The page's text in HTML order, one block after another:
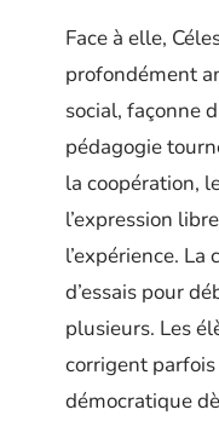
Face à elle,
profondément
social, façonne
pédagogie
la coopération,
l’expression
l’expérience.
d’essais pour
plusieurs. Les
corrigent
démocratique